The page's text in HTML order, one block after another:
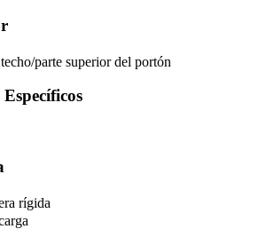
parte superior del portón
rígida